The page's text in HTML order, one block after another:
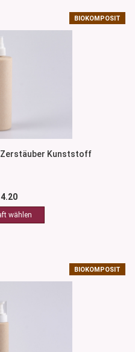
BIOKOMPOSIT
Zerstäuber Kunststoff
BIOKOMPOSIT